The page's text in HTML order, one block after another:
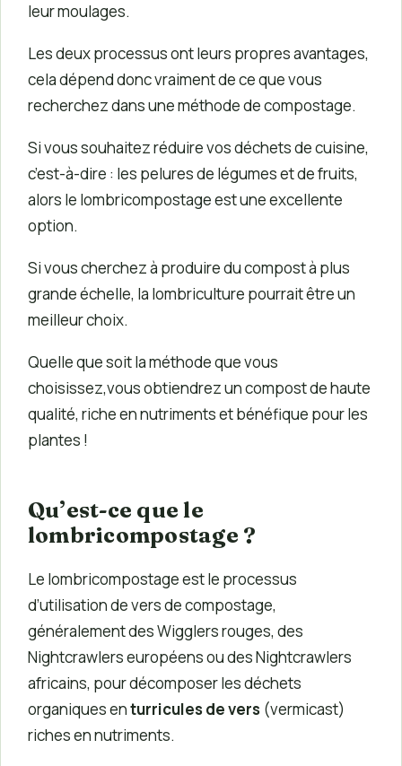
leur moulages.
Les deux processus ont leurs propres avantages,
cela dépend donc vraiment de ce que vous
recherchez dans une méthode de compostage.
Si vous souhaitez réduire vos déchets de cuisine,
c’est-à-dire : les pelures de légumes et de fruits,
alors le lombricompostage est une excellente
option.
Si vous cherchez à produire du compost à plus
grande échelle, la lombriculture pourrait être un
meilleur choix.
Quelle que soit la méthode que vous
choisissez,vous obtiendrez un compost de haute
qualité, riche en nutriments et bénéfique pour les
plantes !
Qu’est-ce que le
lombricompostage ?
Le lombricompostage est le processus
d’utilisation de vers de compostage,
généralement des Wigglers rouges, des
Nightcrawlers européens ou des Nightcrawlers
africains, pour décomposer les déchets
organiques enturricules de vers (vermicast)
riches en nutriments.